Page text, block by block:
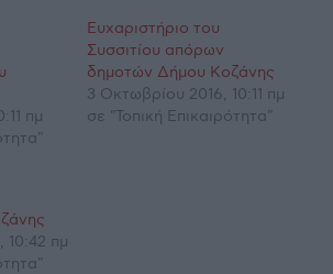
πμ
Ευχαριστήριο του
Συσσιτίου απόρων
δημοτών Δήμου Κοζάνης
3 Οκτωβρίου 2016, 10:11 πμ
σε "Τοπική Επικαιρότητα"
10:42 πμ